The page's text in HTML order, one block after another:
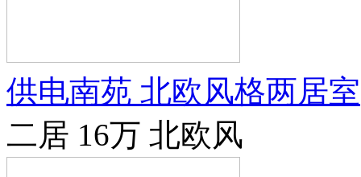
供电南苑 北欧风格两居室
二居 16万 北欧风